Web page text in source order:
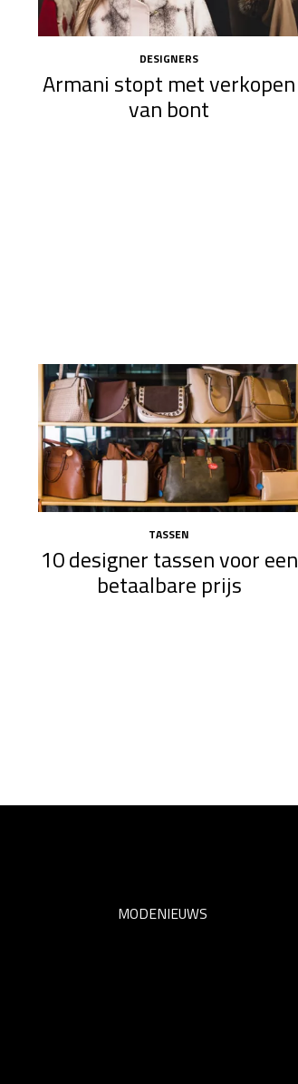
DESIGNERS
Armani stopt met verkopen
van bont
TASSEN
10 designer tassen voor een
betaalbare prijs
MODENIEUWS